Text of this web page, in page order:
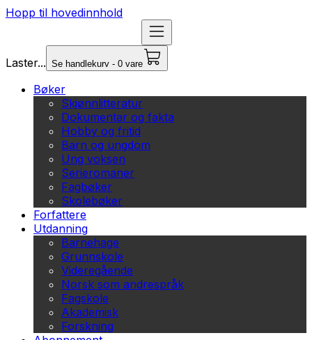
Hopp til hovedinnhold
Laster... Se handlekurv - 0 vare
Bøker
Skjønnlitteratur
Dokumentar og fakta
Hobby og fritid
Barn og ungdom
Ung voksen
Serieromaner
Fagbøker
Skolebøker
Forfattere
Utdanning
Barnehage
Grunnskole
Videregående
Norsk som andrespråk
Fagskole
Akademisk
Forskning